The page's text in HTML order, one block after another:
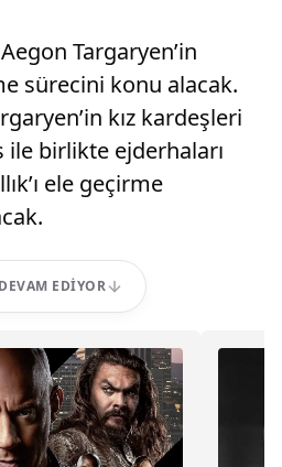
Targaryen’in
sürecini konu alacak.
kız kardeşleri
ile birlikte ejderhaları
ele geçirme
EDIYOR